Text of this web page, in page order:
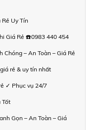
Uy Tín
Giá Rẻ ☎️0983 440 454
Chóng – An Toàn – Giá Rẻ
rẻ & uy tín nhất
✓ Phục vụ 24/7
Tốt
Gọn – An Toàn – Giá